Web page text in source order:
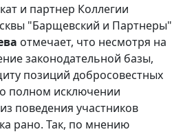
и партнер Коллегии
"Барщевский и Партнеры"
отмечает, что несмотря на
законодательной базы,
позиций добросовестных
полном исключении
поведения участников
рано. Так, по мнению